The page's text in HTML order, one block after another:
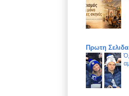
Πρωτη Σελιδα